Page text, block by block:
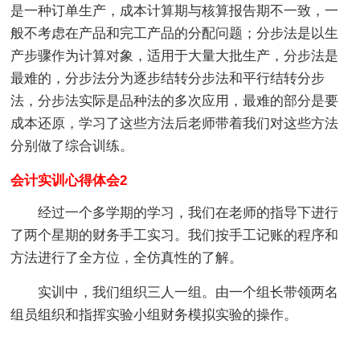
是一种订单生产，成本计算期与核算报告期不一致，一
般不考虑在产品和完工产品的分配问题；分步法是以生
产步骤作为计算对象，适用于大量大批生产，分步法是
最难的，分步法分为逐步结转分步法和平行结转分步
法，分步法实际是品种法的多次应用，最难的部分是要
成本还原，学习了这些方法后老师带着我们对这些方法
分别做了综合训练。
会计实训心得体会2
经过一个多学期的学习，我们在老师的指导下进行
了两个星期的财务手工实习。我们按手工记账的程序和
方法进行了全方位，全仿真性的了解。
实训中，我们组织三人一组。由一个组长带领两名
组员组织和指挥实验小组财务模拟实验的操作。